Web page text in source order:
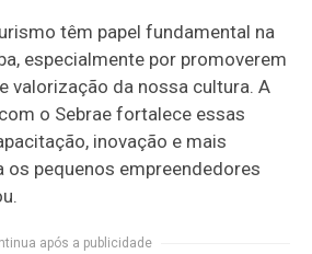
têm papel fundamental na
especialmente por promoverem
valorização da nossa cultura. A
o Sebrae fortalece essas
inovação e mais
os pequenos empreendedores
após a publicidade